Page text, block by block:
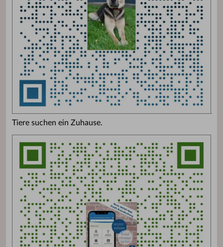
Tiere suchen ein Zuhause.